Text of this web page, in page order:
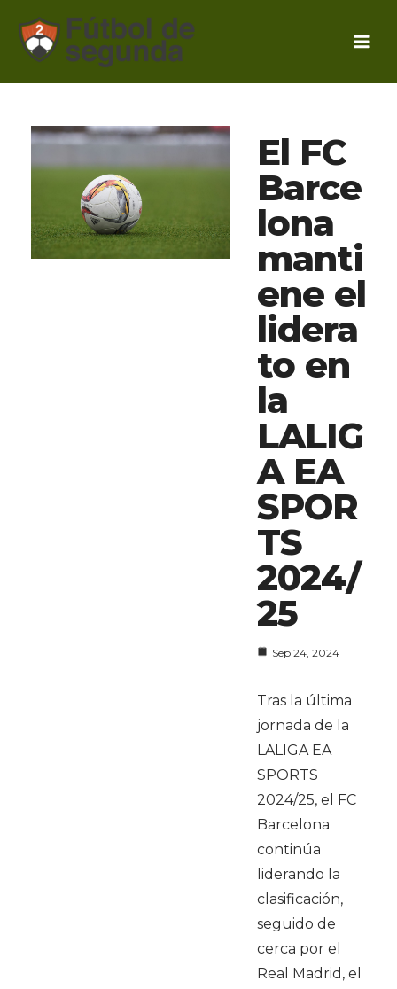
contenido
El FC
Barce
lona
manti
ene el
lidera
to en
la
LALIG
A EA
SPOR
TS
2024/
25
Sep 24, 2024
Tras la última
jornada de la
LALIGA EA
SPORTS
2024/25, el FC
Barcelona
continúa
liderando la
clasificación,
seguido de
cerca por el
Real Madrid, el